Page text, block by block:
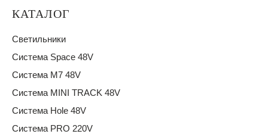
КАТАЛОГ
Светильники
Система Space 48V
Система M7 48V
Система MINI TRACK 48V
Система Hole 48V
Система PRO 220V